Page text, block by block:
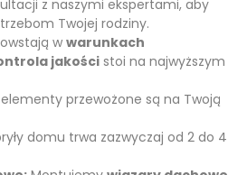
z naszymi ekspertami, aby
Twojej rodziny.
w warunkach
jakości stoi na najwyższym
przewożone są na Twoją
domu trwa zazwyczaj od 2 do 4